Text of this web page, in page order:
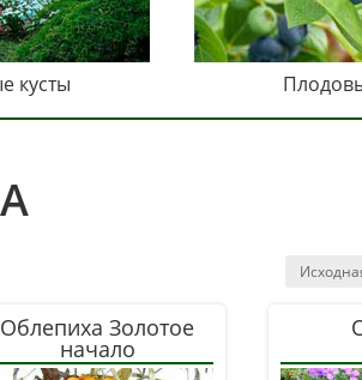
кусты
Облепиха Золотое
начало